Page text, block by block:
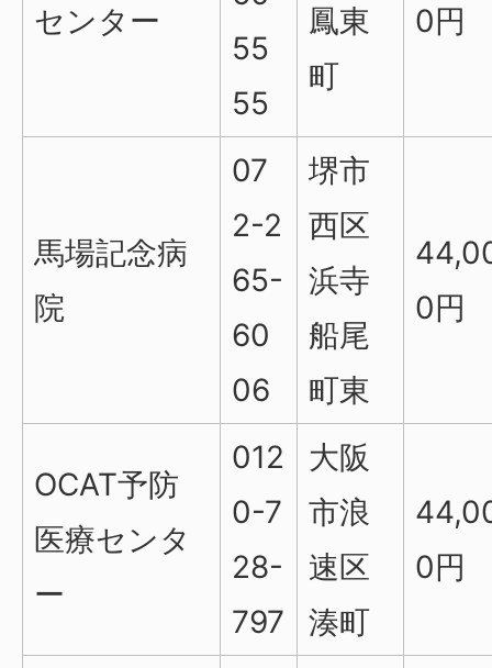
センター
55
55
鳳東
町
0円
馬場記念病
院
07
2-2
65-
60
06
堺市
西区
浜寺
船尾
町東
0円
OCAT予防
医療センタ
ー
012
0-7
28-
797
大阪
市浪
速区
湊町
0円